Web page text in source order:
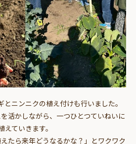
ニンニクの植え付けも行いました。
活かしながら、一つひとつていねいに
えていきます。
たら来年どうなるかな？」とワクワク